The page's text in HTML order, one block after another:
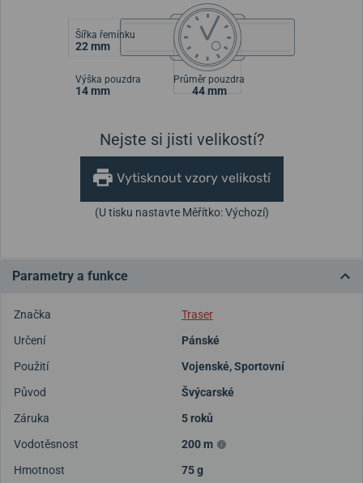
Šířka řemínku
22 mm
Výška pouzdra
14 mm
Průměr pouzdra
44 mm
Nejste si jisti velikostí?
Vytisknout vzory velikostí
(U tisku nastavte Měřítko: Výchozí)
Parametry a funkce
Značka
Traser
Určení
Pánské
Použití
Vojenské,Sportovní
Původ
Švýcarské
Záruka
5 roků
Vodotěsnost
200 m
Hmotnost
75 g